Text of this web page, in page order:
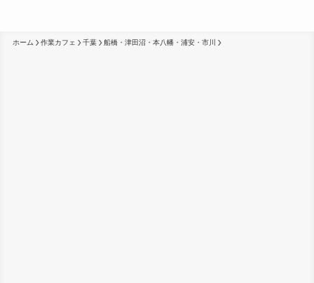
ホーム 作業カフェ 千葉 船橋・津田沼・本八幡・浦安・市川